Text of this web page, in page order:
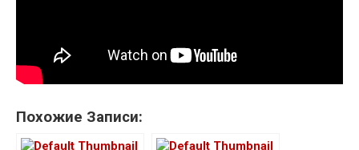
Похожие Записи: